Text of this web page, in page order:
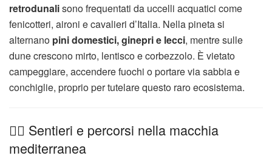
retrodunalisono frequentati da uccelli acquatici come
fenicotteri, aironi e cavalieri d’Italia. Nella pineta si
alternano pini domestici, ginepri e lecci, mentre sulle
dune crescono mirto, lentisco e corbezzolo. È vietato
campeggiare, accendere fuochi o portare via sabbia e
conchiglie, proprio per tutelare questo raro ecosistema.
🚶‍♀️ Sentieri e percorsi nella macchia
mediterranea